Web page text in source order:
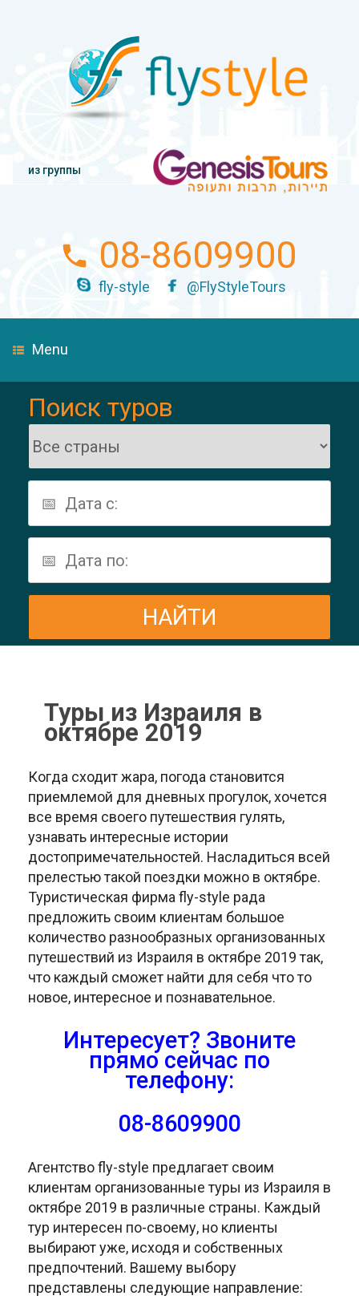
из группы
08-8609900
fly-style @FlyStyleTours
Menu
Поиск туров
Туры из Израиля в
октябре 2019
Когда сходит жара, погода становится
приемлемой для дневных прогулок, хочется
все время своего путешествия гулять,
узнавать интересные истории
достопримечательностей. Насладиться всей
прелестью такой поездки можно в октябре.
Туристическая фирма fly-style рада
предложить своим клиентам большое
количество разнообразных организованных
путешествий из Израиля в октябре 2019 так,
что каждый сможет найти для себя что то
новое, интересное и познавательное.
Интересует? Звоните
прямо сейчас по
телефону:
08-8609900
Агентство fly-style предлагает своим
клиентам организованные туры из Израиля в
октябре 2019 в различные страны. Каждый
тур интересен по-своему, но клиенты
выбирают уже, исходя и собственных
предпочтений. Вашему выбору
представлены следующие направление: